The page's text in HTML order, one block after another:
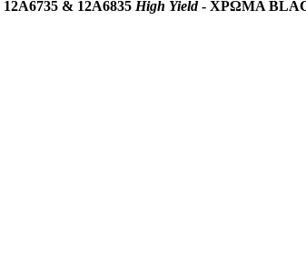
& 12A6835 High Yield- ΧΡΩΜΑ